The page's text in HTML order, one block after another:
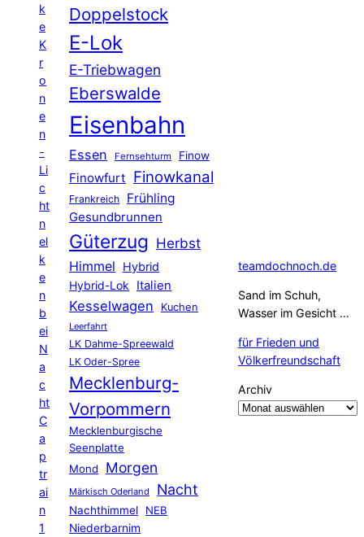
k
e
K
r
o
n
e
n
-
Li
c
ht
n
el
k
e
n
b
ei
N
a
c
ht
C
a
p
tr
ai
n
1
Doppelstock
E-Lok
E-Triebwagen
Eberswalde
Eisenbahn
Essen Fernsehturm Finow
Finowfurt Finowkanal
Frankreich Frühling
Gesundbrunnen
Güterzug Herbst
Himmel
Hybrid
Hybrid-Lok Italien
Kesselwagen Kuchen
Leerfahrt
LK Dahme-Spreewald
LK Oder-Spree
Mecklenburg-
Vorpommern
Mecklenburgische
Seenplatte
Mond
Morgen
Märkisch Oderland Nacht
Nachthimmel
NEB
Niederbarnim
teamdochnoch.de
Sand im Schuh,
Wasser im Gesicht …
für Frieden und
Völkerfreundschaft
Archiv